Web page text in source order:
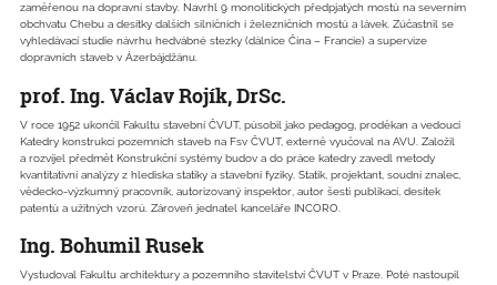
zaměřenou na dopravní stavby. Navrhl 9 monolitických předpjatých mostů na severním
obchvatu Chebu a desítky dalších silničních i železničních mostů a lávek. Zúčastnil se
vyhledávací studie návrhu hedvábné stezky (dálnice Čína – Francie) a supervize
dopravních staveb v Ázerbájdžánu.
prof. Ing. Václav Rojík, DrSc.
V roce 1952 ukončil Fakultu stavební ČVUT, působil jako pedagog, proděkan a vedoucí
Katedry konstrukcí pozemních staveb na Fsv ČVUT, externě vyučoval na AVU. Založil
a rozvíjel předmět Konstrukční systémy budov a do práce katedry zavedl metody
kvantitativní analýzy z hlediska statiky a stavební fyziky. Statik, projektant, soudní znalec,
vědecko-výzkumný pracovník, autorizovaný inspektor, autor šesti publikací, desítek
patentů a užitných vzorů. Zároveň jednatel kanceláře INCORO.
Ing. Bohumil Rusek
Vystudoval Fakultu architektury a pozemního stavitelství ČVUT v Praze. Poté nastoupil